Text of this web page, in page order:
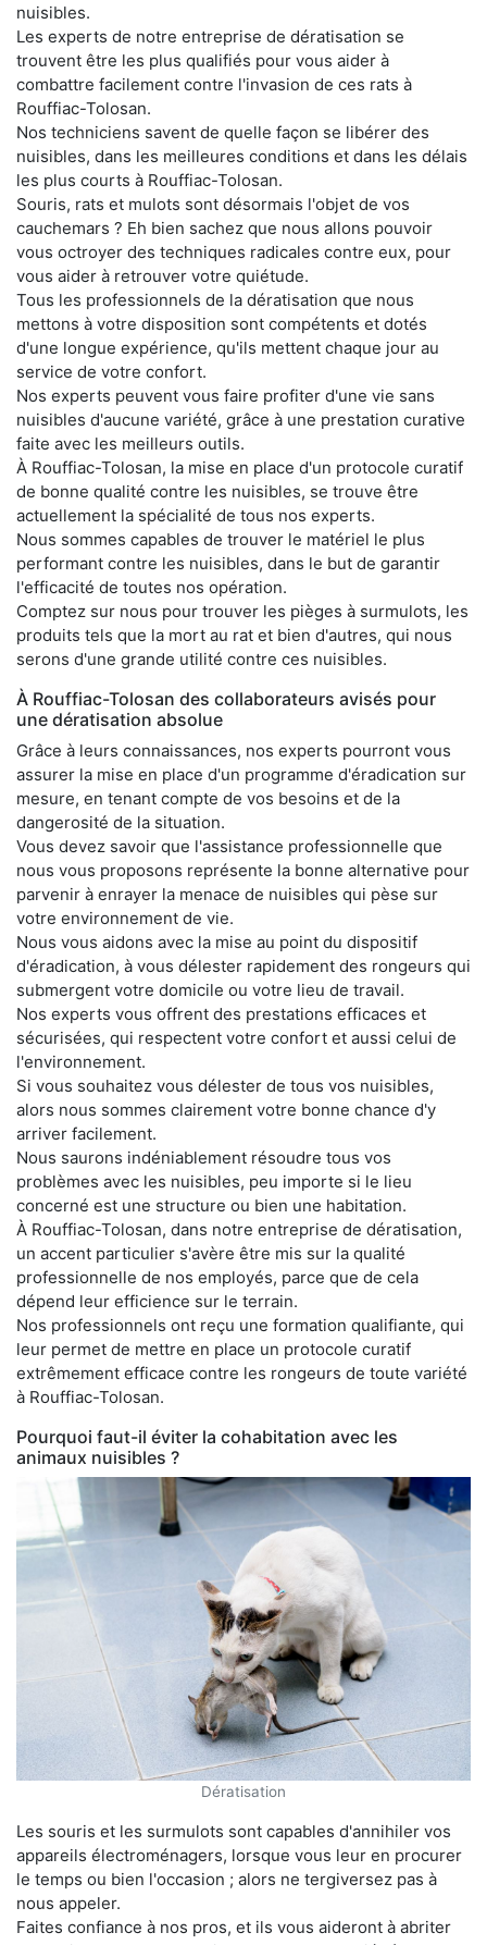
nuisibles.
Les experts de notre entreprise de dératisation se
trouvent être les plus qualifiés pour vous aider à
combattre facilement contre l'invasion de ces rats à
Rouffiac-Tolosan.
Nos techniciens savent de quelle façon se libérer des
nuisibles, dans les meilleures conditions et dans les délais
les plus courts à Rouffiac-Tolosan.
Souris, rats et mulots sont désormais l'objet de vos
cauchemars ? Eh bien sachez que nous allons pouvoir
vous octroyer des techniques radicales contre eux, pour
vous aider à retrouver votre quiétude.
Tous les professionnels de la dératisation que nous
mettons à votre disposition sont compétents et dotés
d'une longue expérience, qu'ils mettent chaque jour au
service de votre confort.
Nos experts peuvent vous faire profiter d'une vie sans
nuisibles d'aucune variété, grâce à une prestation curative
faite avec les meilleurs outils.
À Rouffiac-Tolosan, la mise en place d'un protocole curatif
de bonne qualité contre les nuisibles, se trouve être
actuellement la spécialité de tous nos experts.
Nous sommes capables de trouver le matériel le plus
performant contre les nuisibles, dans le but de garantir
l'efficacité de toutes nos opération.
Comptez sur nous pour trouver les pièges à surmulots, les
produits tels que la mort au rat et bien d'autres, qui nous
serons d'une grande utilité contre ces nuisibles.
À Rouffiac-Tolosan des collaborateurs avisés pour
une dératisation absolue
Grâce à leurs connaissances, nos experts pourront vous
assurer la mise en place d'un programme d'éradication sur
mesure, en tenant compte de vos besoins et de la
dangerosité de la situation.
Vous devez savoir que l'assistance professionnelle que
nous vous proposons représente la bonne alternative pour
parvenir à enrayer la menace de nuisibles qui pèse sur
votre environnement de vie.
Nous vous aidons avec la mise au point du dispositif
d'éradication, à vous délester rapidement des rongeurs qui
submergent votre domicile ou votre lieu de travail.
Nos experts vous offrent des prestations efficaces et
sécurisées, qui respectent votre confort et aussi celui de
l'environnement.
Si vous souhaitez vous délester de tous vos nuisibles,
alors nous sommes clairement votre bonne chance d'y
arriver facilement.
Nous saurons indéniablement résoudre tous vos
problèmes avec les nuisibles, peu importe si le lieu
concerné est une structure ou bien une habitation.
À Rouffiac-Tolosan, dans notre entreprise de dératisation,
un accent particulier s'avère être mis sur la qualité
professionnelle de nos employés, parce que de cela
dépend leur efficience sur le terrain.
Nos professionnels ont reçu une formation qualifiante, qui
leur permet de mettre en place un protocole curatif
extrêmement efficace contre les rongeurs de toute variété
à Rouffiac-Tolosan.
Pourquoi faut-il éviter la cohabitation avec les
animaux nuisibles ?
Dératisation
Les souris et les surmulots sont capables d'annihiler vos
appareils électroménagers, lorsque vous leur en procurer
le temps ou bien l'occasion ; alors ne tergiversez pas à
nous appeler.
Faites confiance à nos pros, et ils vous aideront à abriter